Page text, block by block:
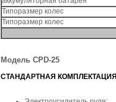
Типоразмер колес
Типоразмер колес
Модель CPD-25
СТАНДАРТНАЯ